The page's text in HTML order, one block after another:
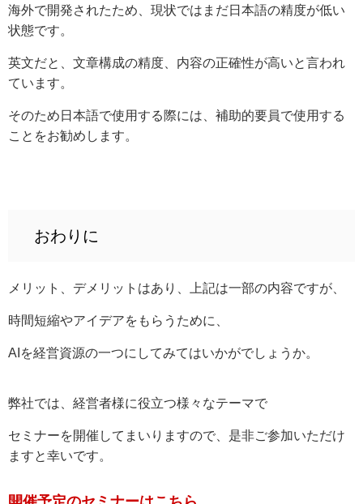
海外で開発されたため、現状ではまだ日本語の精度が低い
状態です。
英文だと、文章構成の精度、内容の正確性が高いと言われ
ています。
そのため日本語で使用する際には、補助的要員で使用する
ことをお勧めします。
おわりに
メリット、デメリットはあり、上記は一部の内容ですが、
時間短縮やアイデアをもらうために、
AIを経営資源の一つにしてみてはいかがでしょうか。
弊社では、経営者様に役立つ様々なテーマで
セミナーを開催してまいりますので、是非ご参加いただけ
ますと幸いです。